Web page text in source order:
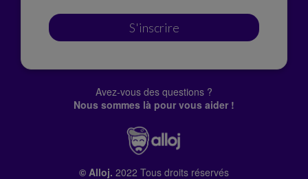
S'inscrire
Avez-vous des questions ?
Nous sommes là pour vous aider !
© Alloj. 2022 Tous droits réservés